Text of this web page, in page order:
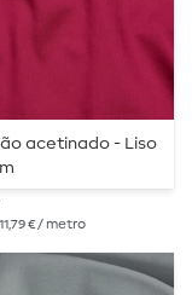
acetinado - Liso
11,79 € / metro